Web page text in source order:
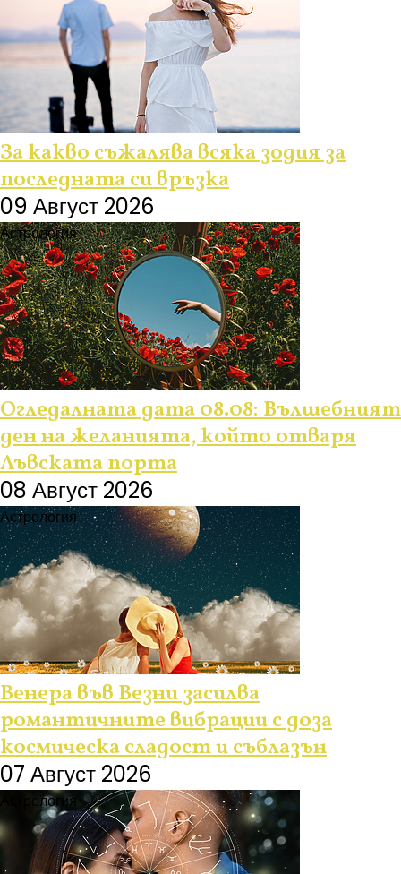
За какво съжалява всяка зодия за
последната си връзка
09 Август 2026
Астрология
Огледалната дата 08.08: Вълшебният
ден на желанията, който отваря
Лъвската порта
08 Август 2026
Астрология
Венера във Везни засилва
романтичните вибрации с доза
космическа сладост и съблазън
07 Август 2026
Астрология